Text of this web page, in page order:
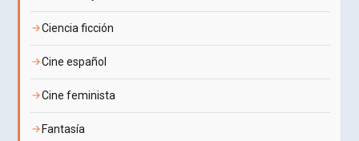
Ciencia ficción
Cine español
Cine feminista
Fantasía